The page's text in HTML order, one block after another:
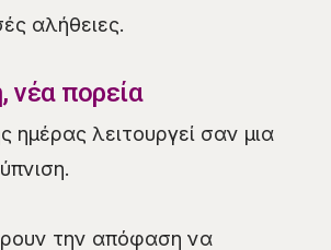
αλήθειες.
νέα πορεία
ημέρας λειτουργεί σαν μια
την απόφαση να